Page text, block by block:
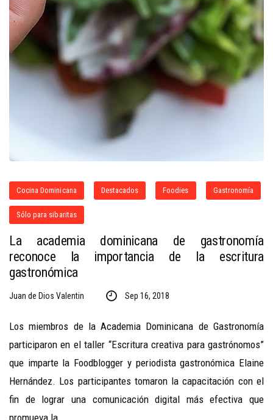
Cocina Dominicana Destacados Foodies Gastronomía
Sólo para sibaritas
La academia dominicana de gastronomía
reconoce la importancia de la escritura
gastronómica
Juan de Dios Valentin Sep 16, 2018
Los miembros de la Academia Dominicana de Gastronomía
participaron en el taller “Escritura creativa para gastrónomos”
que imparte la Foodblogger y periodista gastronómica Elaine
Hernández. Los participantes tomaron la capacitación con el
fin de lograr una comunicación digital más efectiva que